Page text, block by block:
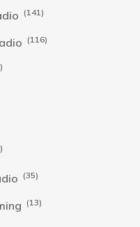
(141)
(116)
(35)
(13)